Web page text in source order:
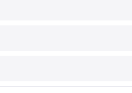
einem einzigartigen Hingucker
„fünf“ und einen kleineren